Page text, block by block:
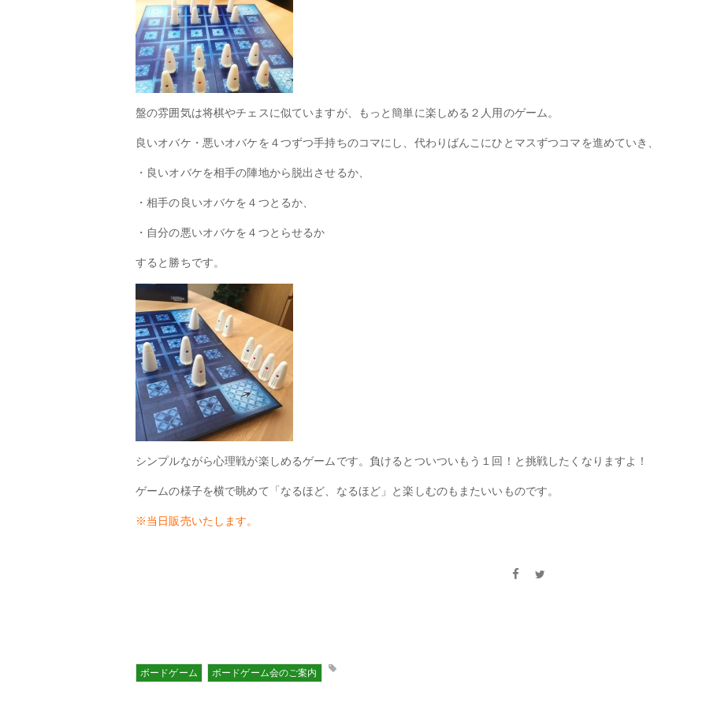
盤の雰囲気は将棋やチェスに似ていますが、もっと簡単に楽しめる２人用のゲーム。
良いオバケ・悪いオバケを４つずつ手持ちのコマにし、代わりばんこにひとマスずつコマを進めていき、
・良いオバケを相手の陣地から脱出させるか、
・相手の良いオバケを４つとるか、
・自分の悪いオバケを４つとらせるか
すると勝ちです。
シンプルながら心理戦が楽しめるゲームです。負けるとついついもう１回！と挑戦したくなりますよ！
ゲームの様子を横で眺めて「なるほど、なるほど」と楽しむのもまたいいものです。
※当日販売いたします。
ボードゲーム ボードゲーム会のご案内